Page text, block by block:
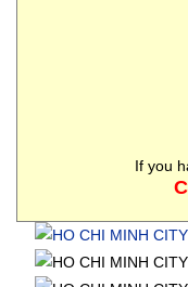
If you